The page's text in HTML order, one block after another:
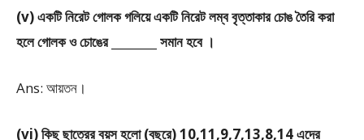
(v) একটি নিরেট গোলক গলিয়ে একটি নিরেট লম্ব বৃত্তাকার চোঙ তৈরি করা
হলে গোলক ও চোঙের ________ সমান হবে ।
Ans: আয়তন।
(vi) কিছু ছাত্রের বয়স হলো (বছরে) 10,11,9,7,13,8,14 এদের